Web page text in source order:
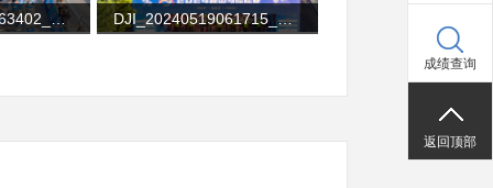
DJI_20240519063402_0075_D DJI_20240519061715_0038_D
成绩查询
返回顶部